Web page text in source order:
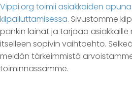
Vippi.org toimii asiakkaiden
kilpailuttamisessa. Sivustomme
pankin lainat ja tarjoaa
itselleen sopivin vaihtoehto.
meidän tärkeimmistä
toiminnassamme.